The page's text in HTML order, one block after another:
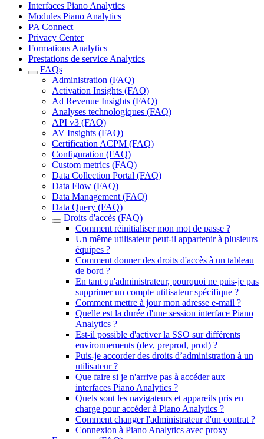
Interfaces Piano Analytics
Modules Piano Analytics
PA Connect
Privacy Center
Formations Analytics
Prestations de service Analytics
FAQs
Administration (FAQ)
Activation Insights (FAQ)
Ad Revenue Insights (FAQ)
Analyses technologiques (FAQ)
API v3 (FAQ)
AV Insights (FAQ)
Certification ACPM (FAQ)
Configuration (FAQ)
Custom metrics (FAQ)
Data Collection Portal (FAQ)
Data Flow (FAQ)
Data Management (FAQ)
Data Query (FAQ)
Droits d'accès (FAQ)
Comment réinitialiser mon mot de passe ?
Un même utilisateur peut-il appartenir à plusieurs
équipes ?
Comment donner des droits d'accès à un tableau
de bord ?
En tant qu'administrateur, pourquoi ne puis-je pas
supprimer un compte utilisateur spécifique ?
Comment mettre à jour mon adresse e-mail ?
Quelle est la durée d'une session interface Piano
Analytics ?
Est-il possible d'activer la SSO sur différents
environnements (dev, preprod, prod) ?
Puis-je accorder des droits d’administration à un
utilisateur ?
Que faire si je n'arrive pas à accéder aux
interfaces Piano Analytics ?
Quels sont les navigateurs et appareils pris en
charge pour accéder à Piano Analytics ?
Comment changer l'administrateur d'un contrat ?
Connexion à Piano Analytics avec proxy